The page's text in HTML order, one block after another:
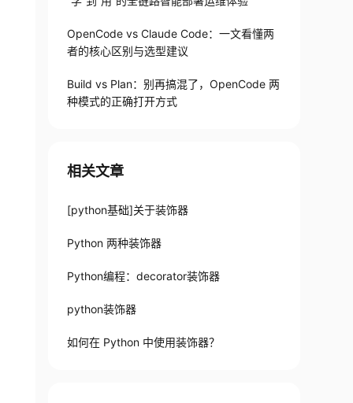
OpenCode vs Claude Code：一文看懂两
者的核心区别与选型建议
Build vs Plan：别再搞混了，OpenCode 两
种模式的正确打开方式
相关文章
[python基础]关于装饰器
Python 两种装饰器
Python编程：decorator装饰器
python装饰器
如何在 Python 中使用装饰器？